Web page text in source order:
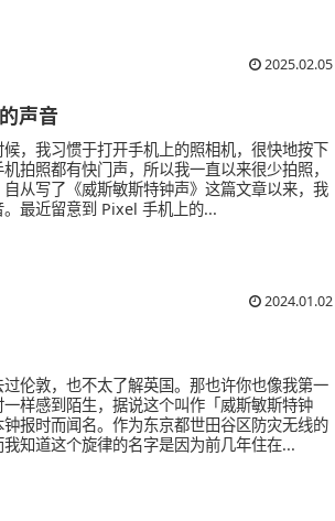
2025.02.05
声音
，我习惯于打开手机上的照相机，很快地按下
拍照都有快门声，所以我一直以来很少拍照，
从写了《威斯敏斯特钟声》这篇文章以来，我
最近留意到 Pixel 手机上的...
2024.01.02
伦敦，也不太了解英国。那也许你也像我第一
样感到陌生，据说这个叫作「威斯敏斯特钟
报时而闻名。作为东京都世田谷区防灾无线的
我知道这个旋律的名字是因为前几年住在...